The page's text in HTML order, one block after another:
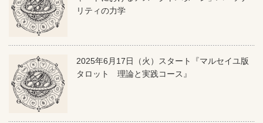
リティの力学
2025年6月17日（火）スタート『マルセイユ版
タロット 理論と実践コース』